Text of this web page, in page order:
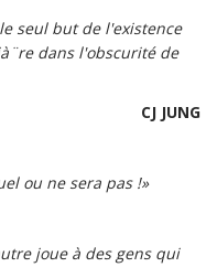
seul but de l'existence
dans l'obscurité de
CJ JUNG
ou ne sera pas !»
joue à des gens qui